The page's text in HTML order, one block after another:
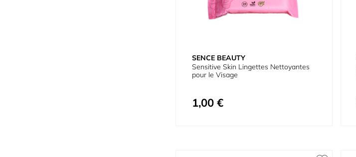
SENCE BEAUTY
Sensitive Skin Lingettes Nettoyantes
pour le Visage
1,00 €